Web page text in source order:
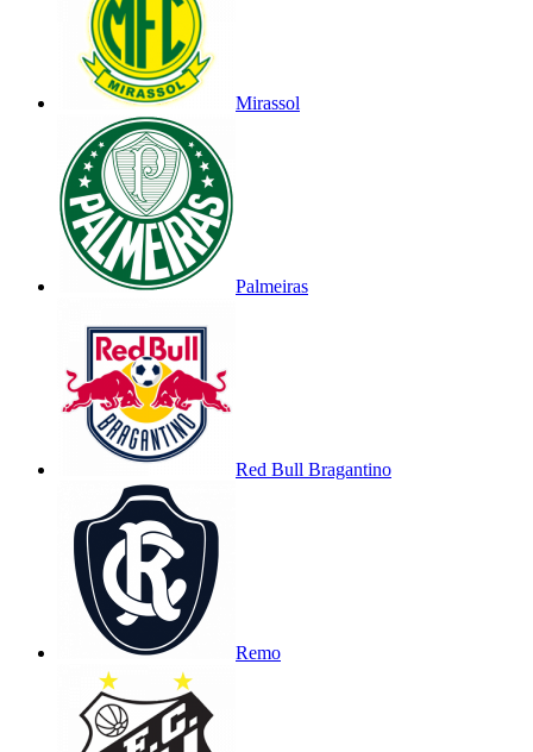
Mirassol
Palmeiras
Red Bull Bragantino
Remo